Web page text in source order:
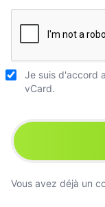
Je suis d'accord
vCard.
Vous avez déjà un